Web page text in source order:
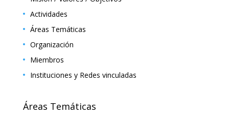
Actividades
Áreas Temáticas
Organización
Miembros
Instituciones y Redes vinculadas
Áreas Temáticas